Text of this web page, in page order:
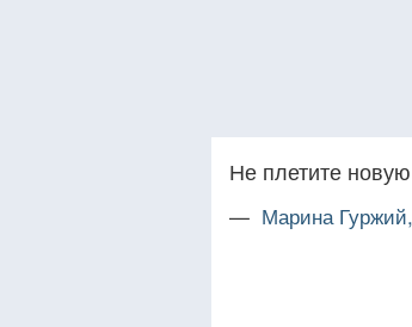
Не плетите
— Марина Гуржий,